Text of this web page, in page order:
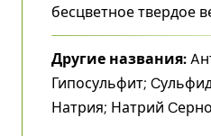
бесцветное твердое
Другие названия:
Гипосульфит;
Натрия; Натрий